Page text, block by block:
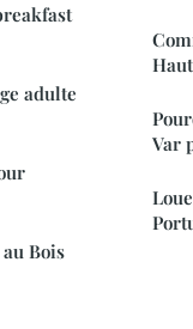
adulte
Bois
Var